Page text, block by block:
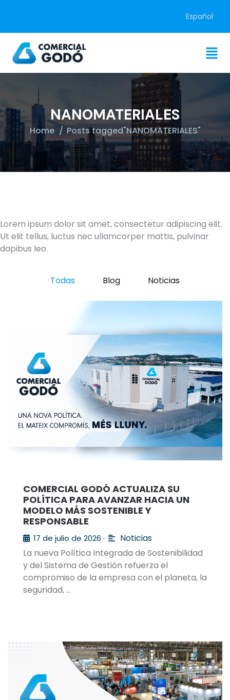
Español
NANOMATERIALES
Home Posts tagged"NANOMATERIALES"
Lorem ipsum dolor sit amet, consectetur adipiscing elit.
Ut elit tellus, luctus nec ullamcorper mattis, pulvinar
dapibus leo.
Todas Blog Noticias
COMERCIAL GODÓ ACTUALIZA SU
POLÍTICA PARA AVANZAR HACIA UN
MODELO MÁS SOSTENIBLE Y
RESPONSABLE
17 de julio de 2026 •
Noticias
La nueva Política Integrada de Sostenibilidad
y del Sistema de Gestión refuerza el
compromiso de la empresa con el planeta, la
seguridad, …